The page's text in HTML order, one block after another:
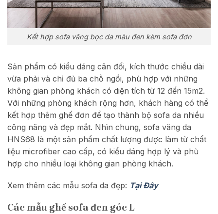
Kết hợp sofa văng bọc da màu đen kèm sofa đơn
Sản phẩm có kiểu dáng cân đối, kích thước chiều dài
vừa phải và chỉ đủ ba chỗ ngồi, phù hợp với những
không gian phòng khách có diện tích từ 12 đến 15m2.
Với những phòng khách rộng hơn, khách hàng có thể
kết hợp thêm ghế đơn để tạo thành bộ sofa da nhiều
công năng và đẹp mắt. Nhìn chung, sofa văng da
HNS68 là một sản phẩm chất lượng được làm từ chất
liệu microfiber cao cấp, có kiểu dáng hợp lý và phù
hợp cho nhiều loại không gian phòng khách.
Xem thêm các mẫu sofa da đẹp: Tại Đây
Các mẫu ghế sofa đen góc L